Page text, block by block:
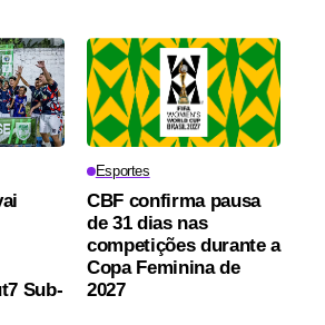
Sub-
Esportes
CBF confirma pausa
de 31 dias nas
competições durante a
Copa Feminina de
2027